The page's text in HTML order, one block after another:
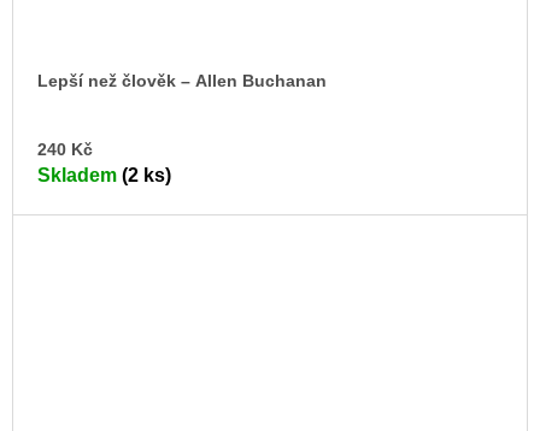
Lepší než člověk – Allen Buchanan
240 Kč
Skladem (2 ks)